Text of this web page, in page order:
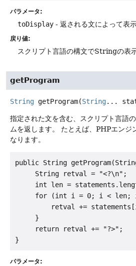
パラメータ:
toDisplay - 返される文によって表
戻り値:
スクリプト言語の構文でStringの表
getProgram
String getProgram(String...
指定された文を含む、スクリプト言語
ムを返します。
たとえば、PHPエンジ
なります。
public String
     String retval = "<?\n";
int len =
for (int i = 0; i < len;
retval +=
     }
     return retval += "?>";
パラメータ: